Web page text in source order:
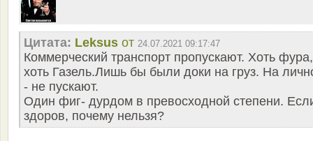
Цитата: Leksus от 24.07.2021 09:17:47
Коммерческий транспорт пропускают. Хоть фура,
хоть Газель.Лишь бы были доки на груз. На
- не пускают.
Один фиг- дурдом в превосходной степени.
здоров, почему нельзя?